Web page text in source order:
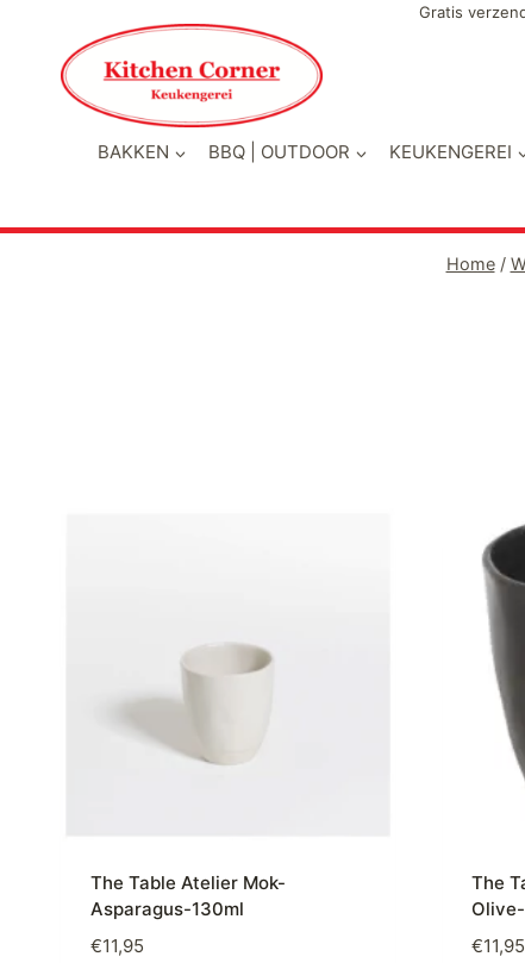
inhoud
Gratis
BAKKEN BBQ | OUTDOOR KEUKENGEREI
Home /
The Table Atelier Mok-
Asparagus-130ml
€11,95
The
€11,95